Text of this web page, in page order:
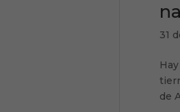
31
de